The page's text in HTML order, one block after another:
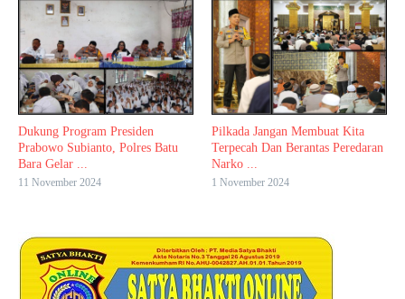
Dukung Program Presiden
Prabowo Subianto, Polres Batu
Bara Gelar ...
11 November 2024
Pilkada Jangan Membuat Kita
Terpecah Dan Berantas Peredaran
Narko ...
1 November 2024